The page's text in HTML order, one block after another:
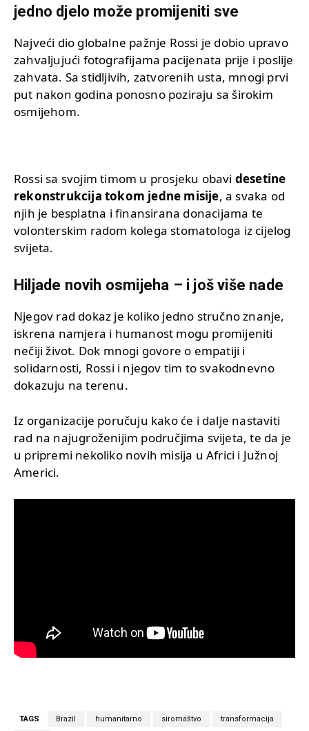
jedno djelo može promijeniti sve
Najveći dio globalne pažnje Rossi je dobio upravo
zahvaljujući fotografijama pacijenata prije i poslije
zahvata. Sa stidljivih, zatvorenih usta, mnogi prvi
put nakon godina ponosno poziraju sa širokim
osmijehom.
Rossi sa svojim timom u prosjeku obavi desetine
rekonstrukcija tokom jedne misije, a svaka od
njih je besplatna i finansirana donacijama te
volonterskim radom kolega stomatologa iz cijelog
svijeta.
Hiljade novih osmijeha – i još više nade
Njegov rad dokaz je koliko jedno stručno znanje,
iskrena namjera i humanost mogu promijeniti
nečiji život. Dok mnogi govore o empatiji i
solidarnosti, Rossi i njegov tim to svakodnevno
dokazuju na terenu.
Iz organizacije poručuju kako će i dalje nastaviti
rad na najugroženijim područjima svijeta, te da je
u pripremi nekoliko novih misija u Africi i Južnoj
Americi.
TAGS Brazil humanitarno siromaštvo transformacija